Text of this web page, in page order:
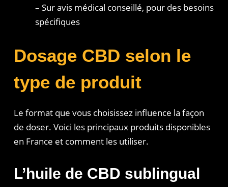
– Sur avis médical conseillé, pour des besoins
spécifiques
Dosage CBD selon le
type de produit
Le format que vous choisissez influence la façon
de doser. Voici les principaux produits disponibles
en France et comment les utiliser.
L’huile de CBD sublingual